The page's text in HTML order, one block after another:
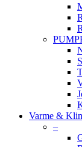
Varme &
–